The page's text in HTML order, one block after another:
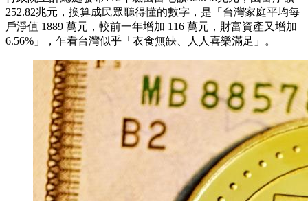
252.82兆元，換算成民眾聽得懂的數字，是「台灣家庭平均每
戶淨值 1889 萬元，較前一年增加 116 萬元，財富資產又增加
6.56%」，乍看台灣似乎「衣食無缺、人人喜樂滿足」。